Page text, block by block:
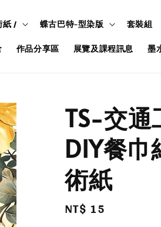
紙 / 蝶古巴特-型染版 套裝組
作品分享區 展覽及課程訊息 墨
TS-交
DIY餐
術紙
Regular
NT$ 15